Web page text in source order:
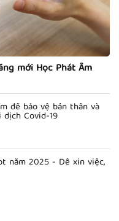
mới Học Phát Âm
để bảo vệ bản thân và
Covid-19
năm 2025 - Dễ xin việc,